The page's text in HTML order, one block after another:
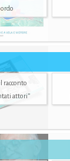
racconto
attori”